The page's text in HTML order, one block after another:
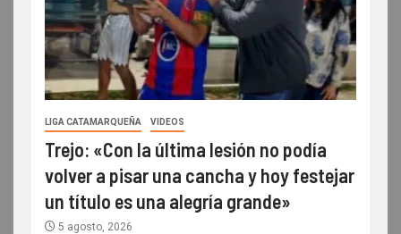
LIGA CATAMARQUEÑA VIDEOS
Trejo: «Con la última lesión no podía
volver a pisar una cancha y hoy festejar
un título es una alegría grande»
5 agosto, 2026